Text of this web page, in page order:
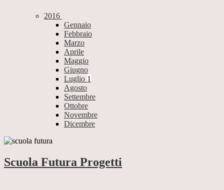
2016
Gennaio
Febbraio
Marzo
Aprile
Maggio
Giugno
Luglio 1
Agosto
Settembre
Ottobre
Novembre
Dicembre
Scuola Futura Progetti